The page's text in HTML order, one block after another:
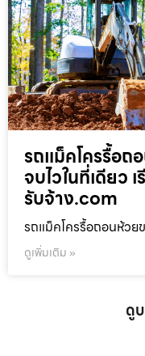
รถแม็คโครรื้อถ
จบไวในที่เดียว
รับจ้าง.com
รถแม็คโครรื้อถอนห้วย
ดูเพิ่มเติม »
ดู